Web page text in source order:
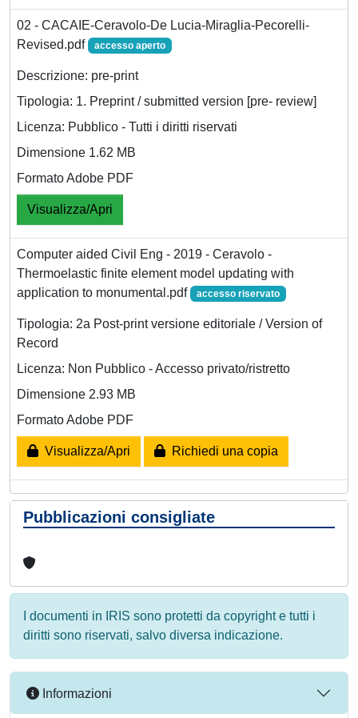
02 - CACAIE-Ceravolo-De Lucia-Miraglia-Pecorelli-
Revised.pdf
accesso aperto
Descrizione: pre-print
Tipologia: 1. Preprint / submitted version [pre- review]
Licenza: Pubblico - Tutti i diritti riservati
Dimensione 1.62 MB
Formato Adobe PDF
Visualizza/Apri
Computer aided Civil Eng - 2019 - Ceravolo -
Thermoelastic finite element model updating with
application to monumental.pdf
accesso riservato
Tipologia: 2a Post-print versione editoriale / Version of
Record
Licenza: Non Pubblico - Accesso privato/ristretto
Dimensione 2.93 MB
Formato Adobe PDF
Visualizza/Apri Richiedi una copia
Pubblicazioni consigliate
I documenti in IRIS sono protetti da copyright e tutti i
diritti sono riservati, salvo diversa indicazione.
Informazioni